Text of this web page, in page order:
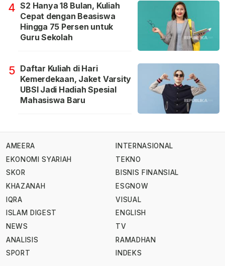
4 S2 Hanya 18 Bulan, Kuliah
Cepat dengan Beasiswa
Hingga 75 Persen untuk
Guru Sekolah
5 Daftar Kuliah di Hari
Kemerdekaan, Jaket Varsity
UBSI Jadi Hadiah Spesial
Mahasiswa Baru
AMEERA
EKONOMI SYARIAH
SKOR
KHAZANAH
IQRA
ISLAM DIGEST
NEWS
ANALISIS
SPORT
INTERNASIONAL
TEKNO
BISNIS FINANSIAL
ESGNOW
VISUAL
ENGLISH
TV
RAMADHAN
INDEKS